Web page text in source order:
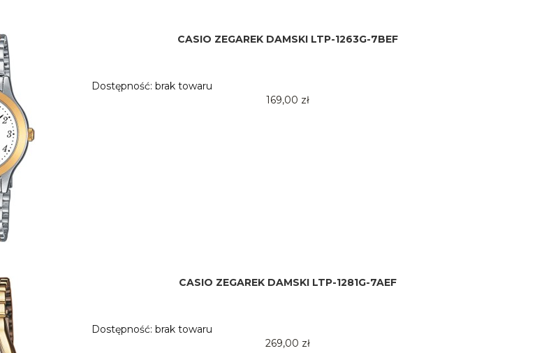
CASIO ZEGAREK DAMSKI LTP-1263G-7BEF
Dostępność: brak towaru
169,00 zł
CASIO ZEGAREK DAMSKI LTP-1281G-7AEF
Dostępność: brak towaru
269,00 zł